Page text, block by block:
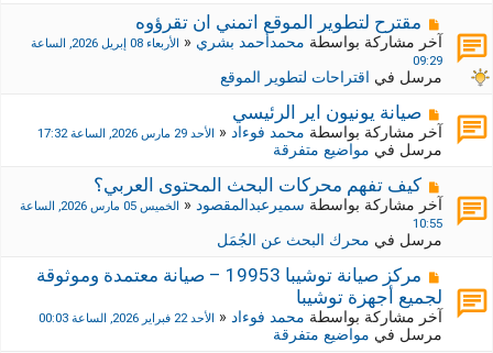
د
ة
ك
ة
ج
د
ي
ة
م
ش
ا
ك
ة
ج
د
ي
ة
مقترح لتطوير الموقع اتمني ان تقرؤوه
آخر مشاركة بواسطة محمدأحمد بشري«
الأربعاء 08 إبريل 2026, الساعة
09:29
مرسل في اقتراحات لتطوير الموقع
م
ش
ر
ك
ة
ج
د
ي
ة
صيانة يونيون اير الرئيسي
آخر مشاركة بواسطة محمد فوءاد« الأحد 29 مارس 2026, الساعة 17:32
مرسل في مواضيع متفرقة
م
ش
ا
ك
ة
ج
د
ي
د
كيف تفهم محركات البحث المحتوى العربي؟
آخر مشاركة بواسطة سميرعبدالمقصود«
الخميس 05 مارس 2026, الساعة
10:55
مرسل في محرك البحث عن الجُمَل
م
ش
ا
ر
ك
مركز صيانة توشيبا 19953 – صيانة معتمدة وموثوقة
لجميع أجهزة توشيبا
آخر مشاركة بواسطة محمد فوءاد« الأحد 22 فبراير 2026, الساعة 00:03
مرسل في مواضيع متفرقة